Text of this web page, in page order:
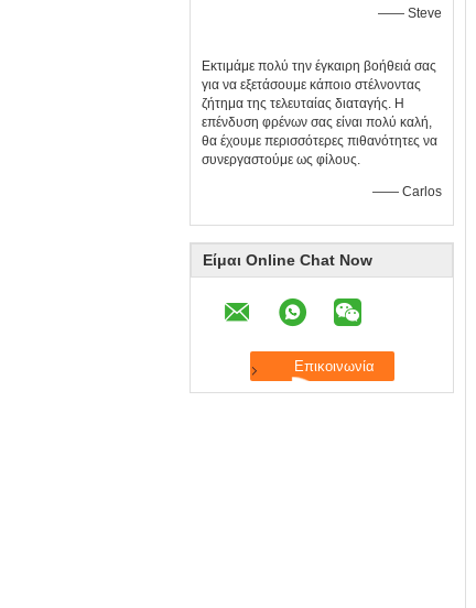
—— Steve
Εκτιμάμε πολύ την έγκαιρη βοήθειά σας
για να εξετάσουμε κάποιο στέλνοντας
ζήτημα της τελευταίας διαταγής. Η
επένδυση φρένων σας είναι πολύ καλή,
θα έχουμε περισσότερες πιθανότητες να
συνεργαστούμε ως φίλους.
—— Carlos
Είμαι Online Chat Now